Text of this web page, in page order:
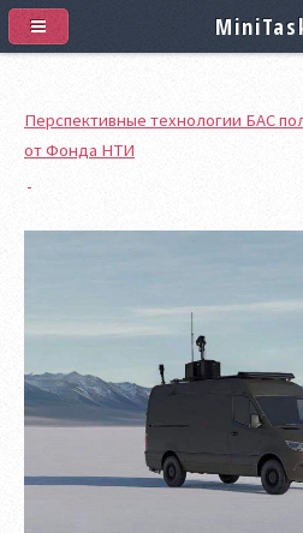
Перспективные технологии БАС
от Фонда НТИ